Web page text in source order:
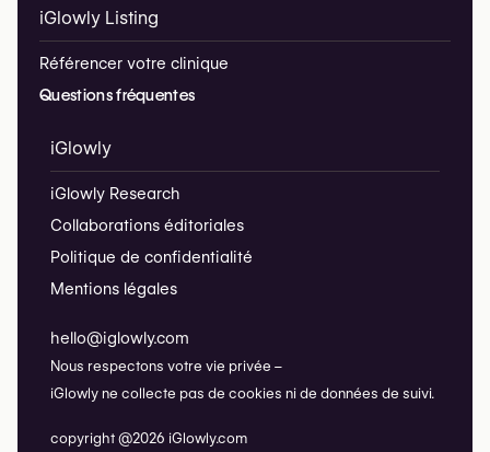
iGlowly Listing
Référencer votre clinique
Questions fréquentes
iGlowly
iGlowly Research
Collaborations éditoriales
Politique de confidentialité
Mentions légales
hello@iglowly.com
Nous respectons votre vie privée –
iGlowly ne collecte pas de cookies ni de données de suivi.
copyright @2026 iGlowly.com